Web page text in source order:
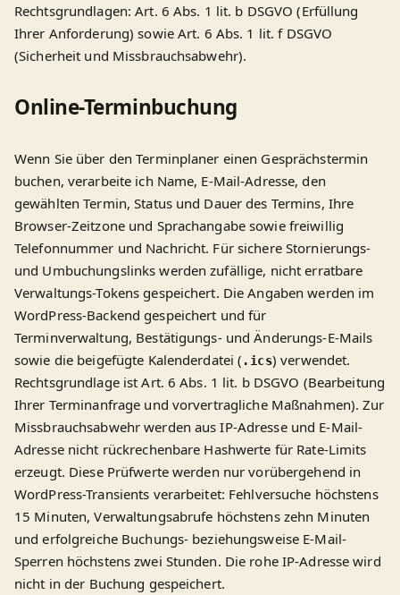
Rechtsgrundlagen: Art. 6 Abs. 1 lit. b DSGVO (Erfüllung
Ihrer Anforderung) sowie Art. 6 Abs. 1 lit. f DSGVO
(Sicherheit und Missbrauchsabwehr).
Online-Terminbuchung
Wenn Sie über den Terminplaner einen Gesprächstermin
buchen, verarbeite ich Name, E-Mail-Adresse, den
gewählten Termin, Status und Dauer des Termins, Ihre
Browser-Zeitzone und Sprachangabe sowie freiwillig
Telefonnummer und Nachricht. Für sichere Stornierungs-
und Umbuchungslinks werden zufällige, nicht erratbare
Verwaltungs-Tokens gespeichert. Die Angaben werden im
WordPress-Backend gespeichert und für
Terminverwaltung, Bestätigungs- und Änderungs-E-Mails
sowie die beigefügte Kalenderdatei ( .ics) verwendet.
Rechtsgrundlage ist Art. 6 Abs. 1 lit. b DSGVO (Bearbeitung
Ihrer Terminanfrage und vorvertragliche Maßnahmen). Zur
Missbrauchsabwehr werden aus IP-Adresse und E-Mail-
Adresse nicht rückrechenbare Hashwerte für Rate-Limits
erzeugt. Diese Prüfwerte werden nur vorübergehend in
WordPress-Transients verarbeitet: Fehlversuche höchstens
15 Minuten, Verwaltungsabrufe höchstens zehn Minuten
und erfolgreiche Buchungs- beziehungsweise E-Mail-
Sperren höchstens zwei Stunden. Die rohe IP-Adresse wird
nicht in der Buchung gespeichert.